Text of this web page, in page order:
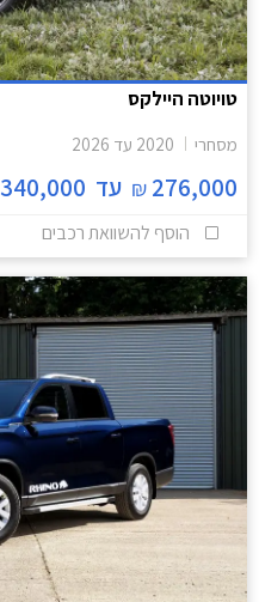
טויוטה היילקס
מסחרי 2020 עד 2026
276,000
₪ עד 340,000
הוסף להשוואת רכבים